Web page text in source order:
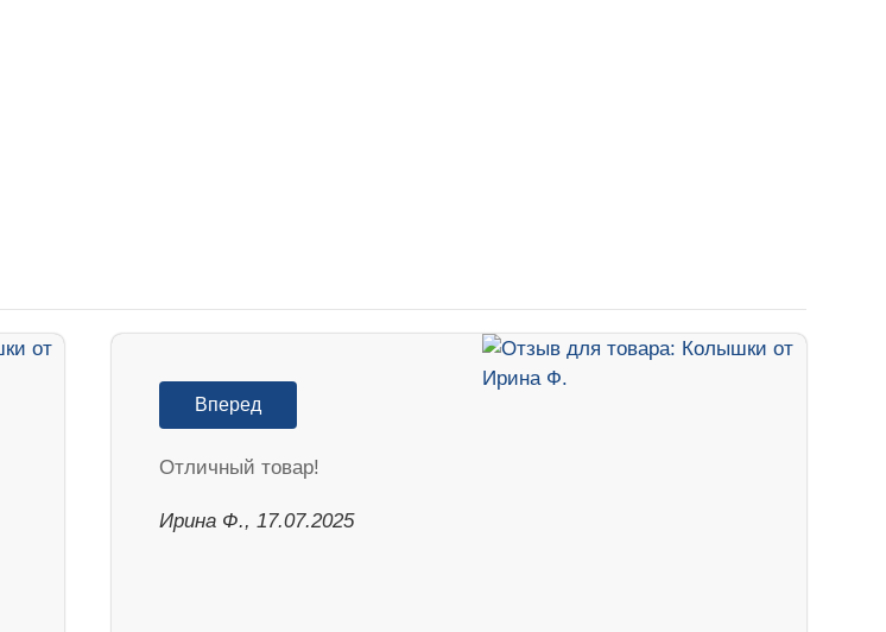
Вперед
Отличный товар!
Ирина Ф., 17.07.2025